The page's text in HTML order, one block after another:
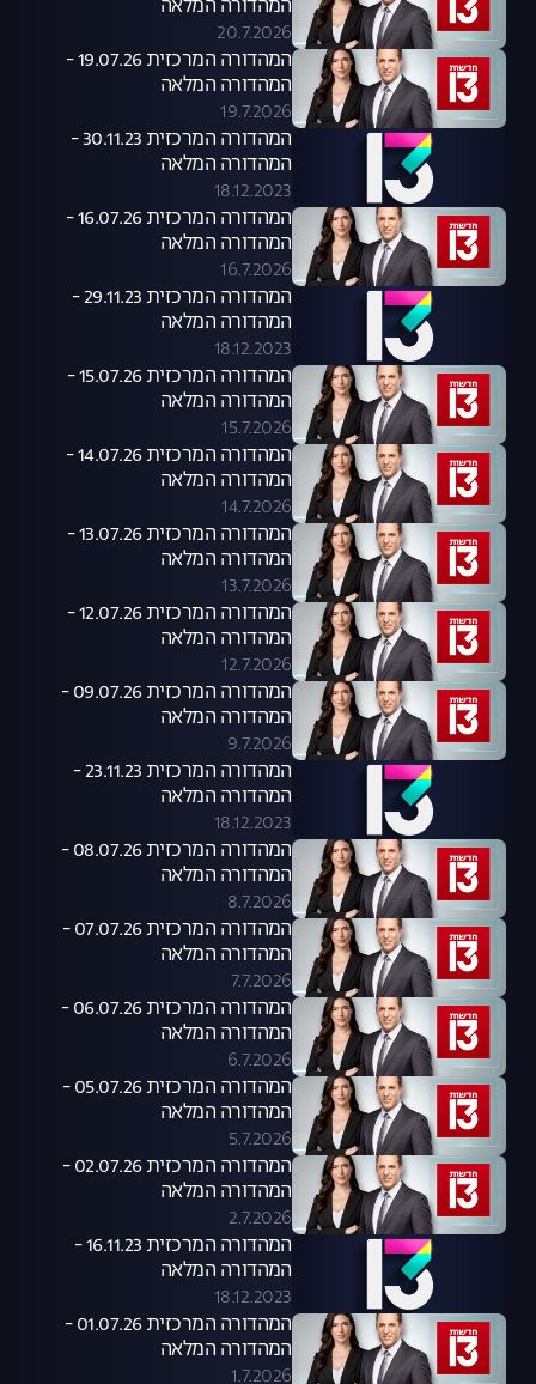
המהדורה המלאה
20.7.2026
המהדורה המרכזית 19.07.26 -
המהדורה המלאה
19.7.2026
המהדורה המרכזית 30.11.23 -
המהדורה המלאה
18.12.2023
המהדורה המרכזית 16.07.26 -
המהדורה המלאה
16.7.2026
המהדורה המרכזית 29.11.23 -
המהדורה המלאה
18.12.2023
המהדורה המרכזית 15.07.26 -
המהדורה המלאה
15.7.2026
המהדורה המרכזית 14.07.26 -
המהדורה המלאה
14.7.2026
המהדורה המרכזית 13.07.26 -
המהדורה המלאה
13.7.2026
המהדורה המרכזית 12.07.26 -
המהדורה המלאה
12.7.2026
המהדורה המרכזית 09.07.26 -
המהדורה המלאה
9.7.2026
המהדורה המרכזית 23.11.23 -
המהדורה המלאה
18.12.2023
המהדורה המרכזית 08.07.26 -
המהדורה המלאה
8.7.2026
המהדורה המרכזית 07.07.26 -
המהדורה המלאה
7.7.2026
המהדורה המרכזית 06.07.26 -
המהדורה המלאה
6.7.2026
המהדורה המרכזית 05.07.26 -
המהדורה המלאה
5.7.2026
המהדורה המרכזית 02.07.26 -
המהדורה המלאה
2.7.2026
המהדורה המרכזית 16.11.23 -
המהדורה המלאה
18.12.2023
המהדורה המרכזית 01.07.26 -
המהדורה המלאה
1.7.2026